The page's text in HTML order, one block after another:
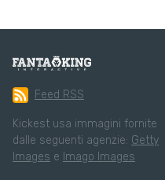
Feed RSS
Kickest usa immagini fornite
dalle seguenti agenzie: Getty
Images e Imago Images